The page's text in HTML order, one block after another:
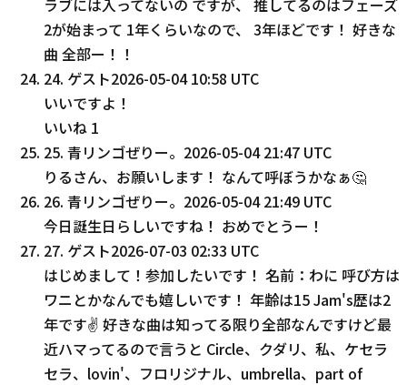
2が始まって 1年くらいなので、 3年ほどです！ 好きな
曲 全部ー！！
24. ゲスト2026-05-04 10:58 UTC
いいですよ！
いいね 1
25. 青リンゴぜりー。 2026-05-04 21:47 UTC
りるさん、お願いします！ なんて呼ぼうかなぁ🤔
26. 青リンゴぜりー。 2026-05-04 21:49 UTC
今日誕生日らしいですね！ おめでとうー！
27. ゲスト2026-07-03 02:33 UTC
はじめまして！参加したいです！ 名前：わに 呼び方は
ワニとかなんでも嬉しいです！ 年齢は15 Jam's歴は2
年です✌️ 好きな曲は知ってる限り全部なんですけど最
近ハマってるので言うと Circle、クダリ、私、ケセラ
セラ、lovin'、フロリジナル、umbrella、part of